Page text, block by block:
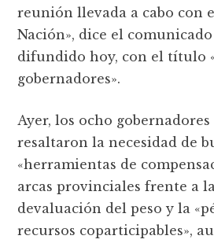
reunión llevada a cabo con
Nación», dice el
difundido hoy, con el título
gobernadores».
Ayer, los ocho
resaltaron la necesidad de
«herramientas de
arcas provinciales frente a
devaluación del peso y la
recursos coparticipables»,